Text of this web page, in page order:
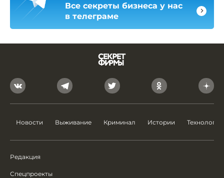
Все секреты бизнеса у нас
в телеграме
Новости Выживание Криминал Истории Технологии
Редакция
Спецпроекты